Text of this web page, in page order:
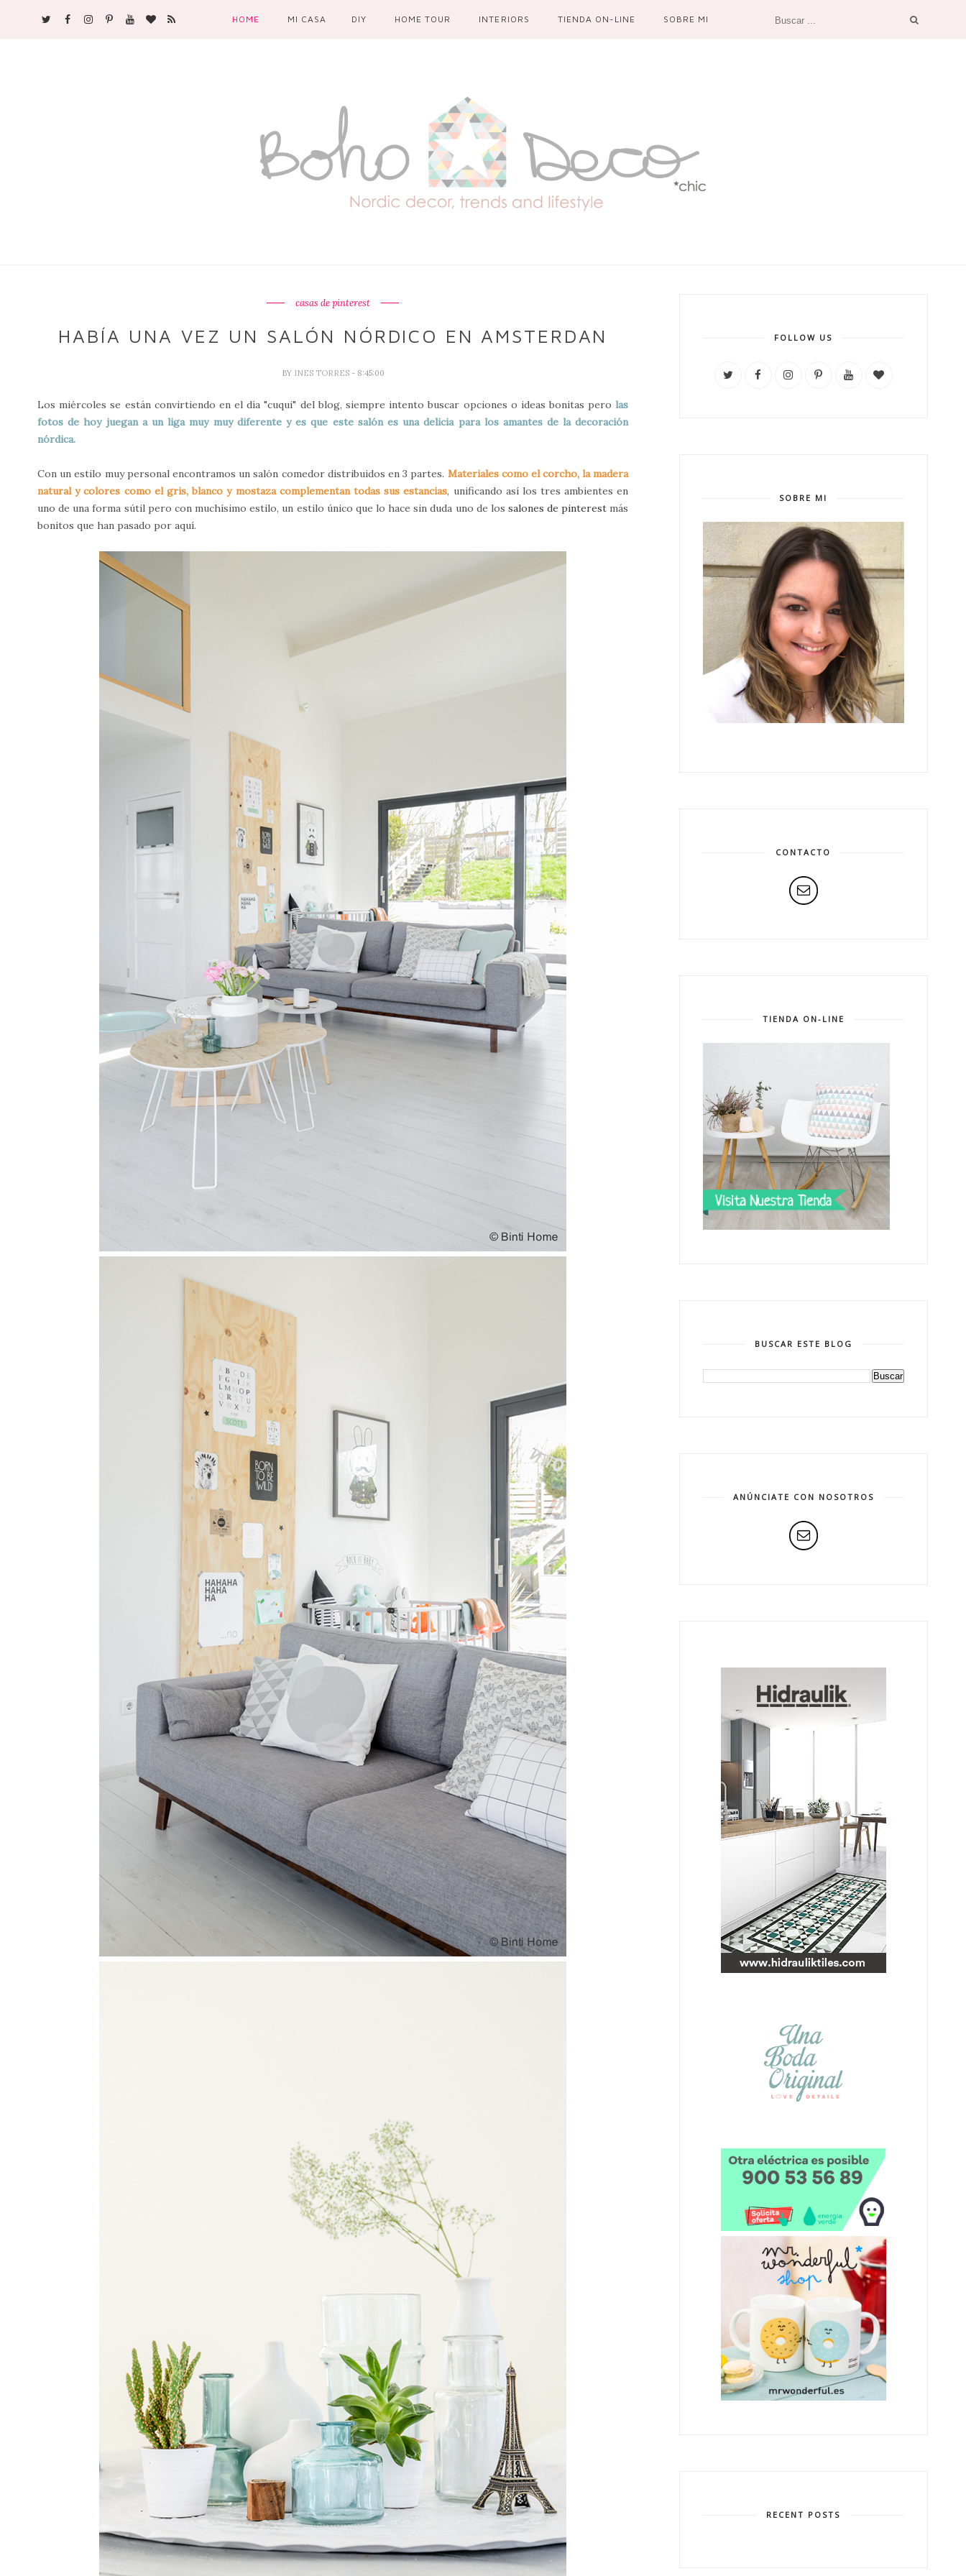
HOME MI CASA DIY HOME TOUR INTERIORS TIENDA ON-LINE SOBRE MI
casas de pinterest
HABÍA UNA VEZ UN SALÓN NÓRDICO EN AMSTERDAN
BY INES TORRES - 8:45:00
Los miércoles se están convirtiendo en el día "cuqui" del blog, siempre intento buscar opciones o ideas bonitas pero las
fotos de hoy juegan a un liga muy muy diferente y es que este salón es una delicia para los amantes de la decoración
nórdica.
Con un estilo muy personal encontramos un salón comedor distribuidos en 3 partes. Materiales como el corcho, la madera
natural y colores como el gris, blanco y mostaza complementan todas sus estancias, unificando así los tres ambientes en
uno de una forma sútil pero con muchísimo estilo, un estilo único que lo hace sin duda uno de lossalones de pinterest más
bonitos que han pasado por aquí.
FOLLOW US
SOBRE MI
CONTACTO
TIENDA ON-LINE
BUSCAR ESTE BLOG
ANÚNCIATE CON NOSOTROS
RECENT POSTS